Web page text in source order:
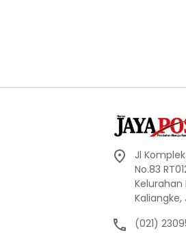
Jl
No.83
Kelurahan
(021)